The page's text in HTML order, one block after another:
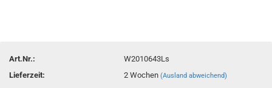
Art.Nr.:
W2010643Ls
Lieferzeit:
2 Wochen(Ausland abweichend)